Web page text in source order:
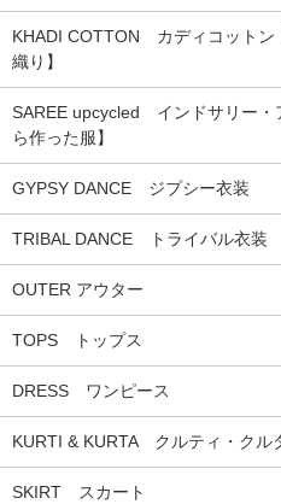
KHADI COTTON カディコットン
織り】
SAREE upcycled インドサリー・
ら作った服】
GYPSY DANCE ジプシー衣装
TRIBAL DANCE トライバル衣装
OUTER アウター
TOPS トップス
DRESS ワンピース
KURTI & KURTA クルティ・クル
SKIRT スカート